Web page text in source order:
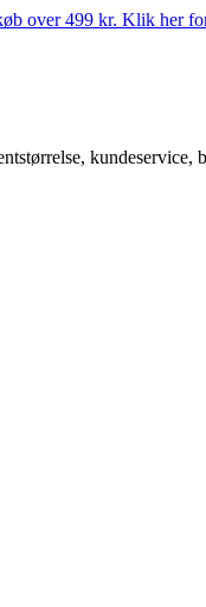
over 499 kr. Klik her